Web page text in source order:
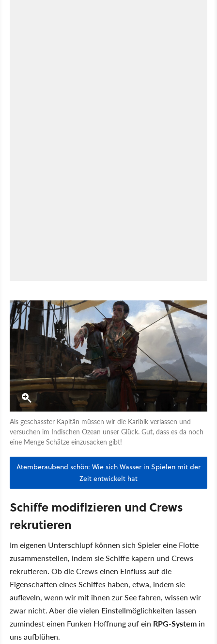
Als geschasster Kapitän müssen wir die Karibik verlassen und
versuchen im Indischen Ozean unser Glück. Gut, dass es da noch
eine Menge Schätze einzusacken gibt!
Atemberaubend schön: Wie sich Wasser in Spielen mit der
Zeit entwickelt hat
Schiffe modifizieren und Crews
rekrutieren
Im eigenen Unterschlupf können sich Spieler eine Flotte
zusammenstellen, indem sie Schiffe kapern und Crews
rekrutieren. Ob die Crews einen Einfluss auf die
Eigenschaften eines Schiffes haben, etwa, indem sie
aufleveln, wenn wir mit ihnen zur See fahren, wissen wir
zwar nicht. Aber die vielen Einstellmöglichkeiten lassen
zumindest einen Funken Hoffnung auf ein RPG-System in
uns aufblühen.